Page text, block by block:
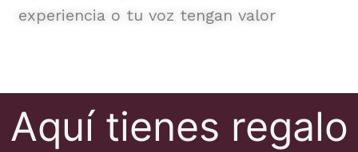
experiencia o tu voz tengan valor
Aquí tienes regalo